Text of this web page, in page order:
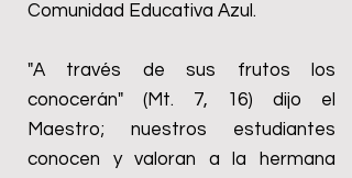
Comunidad Educativa Azul.
"A través de sus frutos los
conocerán" (Mt. 7, 16) dijo el
Maestro; nuestros estudiantes
conocen y valoran a la hermana